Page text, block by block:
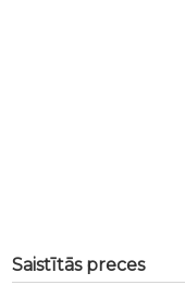
Saistītās preces